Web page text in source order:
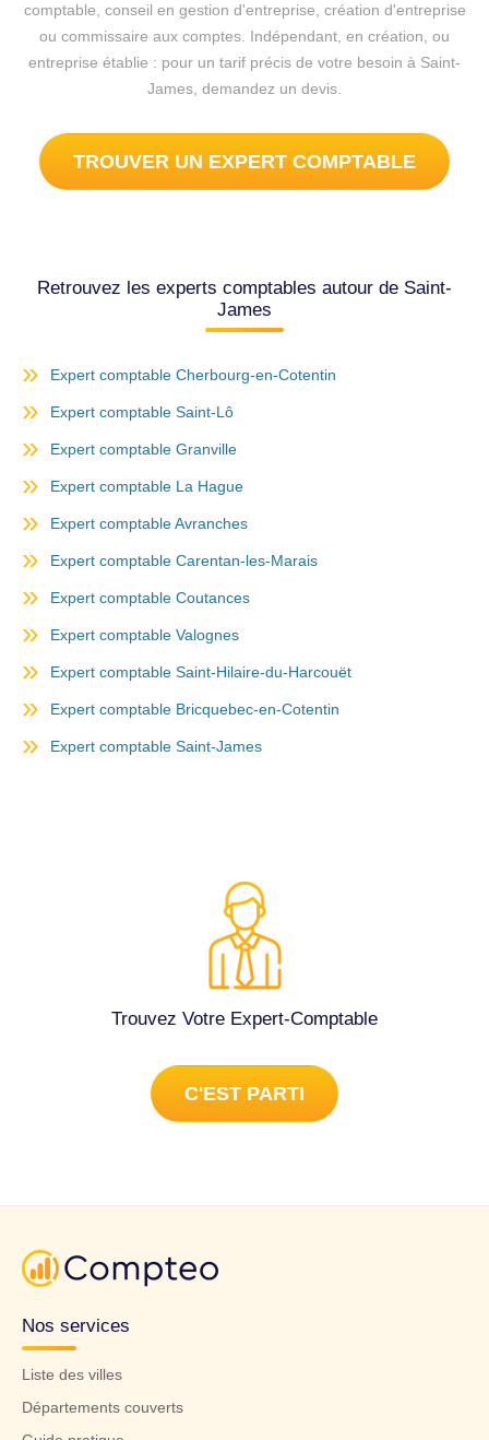
comptable, conseil en gestion d'entreprise, création d'entreprise
ou commissaire aux comptes. Indépendant, en création, ou
entreprise établie : pour un tarif précis de votre besoin à Saint-
James, demandez un devis.
TROUVER UN EXPERT COMPTABLE
Retrouvez les experts comptables autour de Saint-
James
Expert comptable Cherbourg-en-Cotentin
Expert comptable Saint-Lô
Expert comptable Granville
Expert comptable La Hague
Expert comptable Avranches
Expert comptable Carentan-les-Marais
Expert comptable Coutances
Expert comptable Valognes
Expert comptable Saint-Hilaire-du-Harcouët
Expert comptable Bricquebec-en-Cotentin
Expert comptable Saint-James
Trouvez Votre Expert-Comptable
C'EST PARTI
Nos services
Liste des villes
Départements couverts